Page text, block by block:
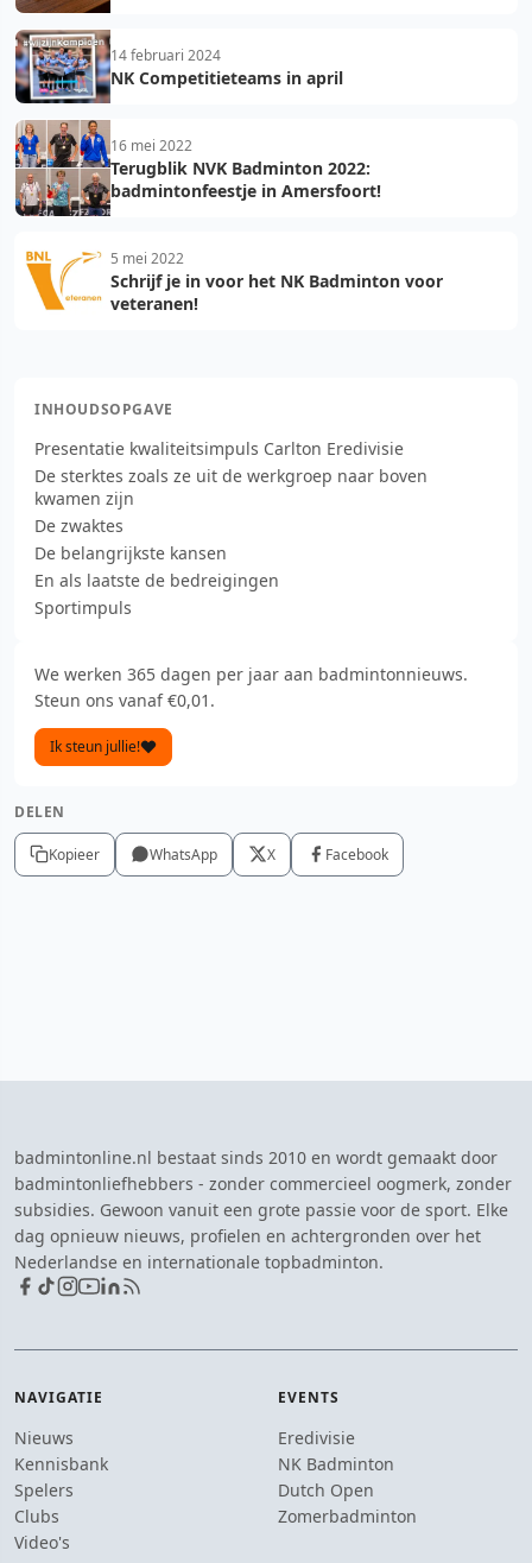
14 februari 2024
NK Competitieteams in april
16 mei 2022
Terugblik NVK Badminton 2022:
badmintonfeestje in Amersfoort!
5 mei 2022
Schrijf je in voor het NK Badminton voor
veteranen!
INHOUDSOPGAVE
Presentatie kwaliteitsimpuls Carlton Eredivisie
De sterktes zoals ze uit de werkgroep naar boven
kwamen zijn
De zwaktes
De belangrijkste kansen
En als laatste de bedreigingen
Sportimpuls
We werken 365 dagen per jaar aan badmintonnieuws.
Steun ons vanaf €0,01.
Ik steun jullie!
DELEN
Kopieer WhatsApp X Facebook
badmintonline.nl bestaat sinds 2010 en wordt gemaakt door
badmintonliefhebbers - zonder commercieel oogmerk, zonder
subsidies. Gewoon vanuit een grote passie voor de sport. Elke
dag opnieuw nieuws, profielen en achtergronden over het
Nederlandse en internationale topbadminton.
NAVIGATIE
Nieuws
Kennisbank
Spelers
Clubs
Video's
EVENTS
Eredivisie
NK Badminton
Dutch Open
Zomerbadminton